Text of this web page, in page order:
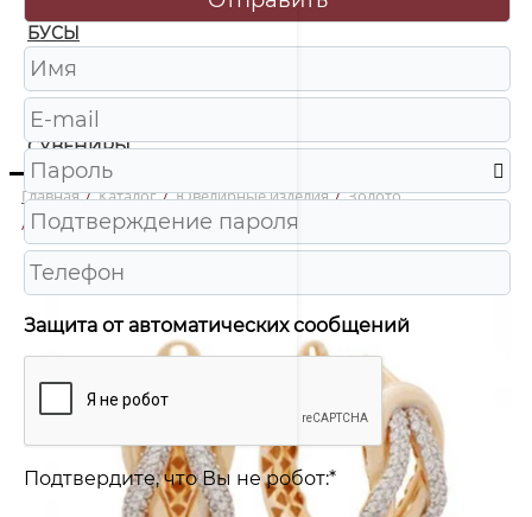
БУСЫ
ЧАСЫ
ШКАТУЛКИ
СУВЕНИРЫ
Главная / Каталог / Ювелирные изделия / Золото
/
с5687 Серьги Au 585
Защита от автоматических сообщений
Подтвердите, что Вы не робот:*